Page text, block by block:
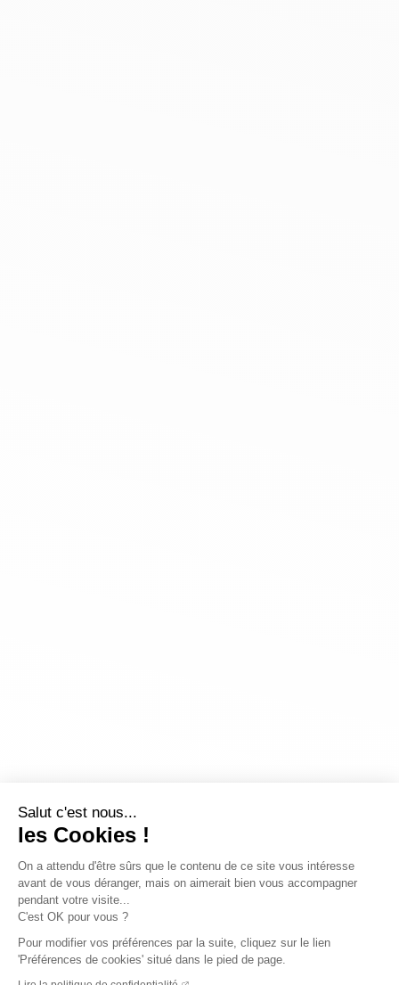
Salut c'est nous...
les Cookies !
On a attendu d'être sûrs que le contenu de ce site vous intéresse
avant de vous déranger, mais on aimerait bien vous accompagner
pendant votre visite...
C'est OK pour vous ?
Pour modifier vos préférences par la suite, cliquez sur le lien
'Préférences de cookies' situé dans le pied de page.